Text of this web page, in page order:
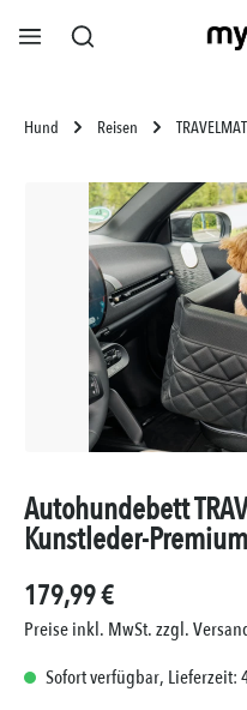
springen
Hund Reisen
Bildergalerie überspringen
Autohundebett
Kunstleder-Premium
179,99 €
Preise inkl. MwSt. zzgl.
Sofort verfügbar, Lieferzeit: